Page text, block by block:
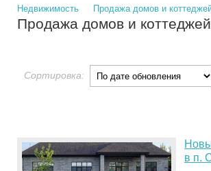
Недвижимость Продажа домов и
Продажа домов и
Сортировка:
в п.